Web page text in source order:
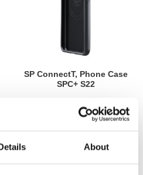
About
SP ConnectT, Phone Case
SPC+ S22
425
Lägg till i favoriter